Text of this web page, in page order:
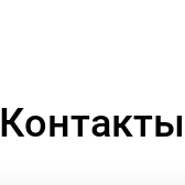
Контакты